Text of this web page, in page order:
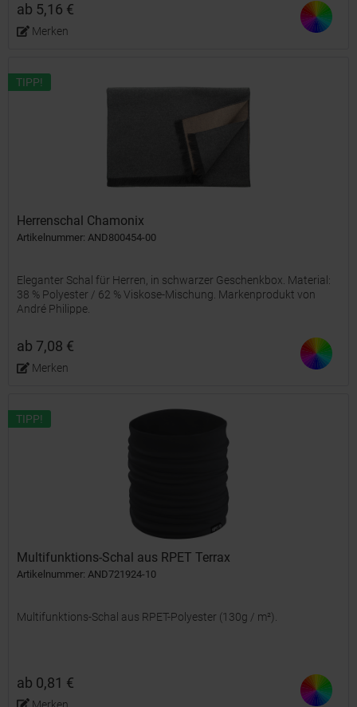
ab 5,16 €
Merken
TIPP!
Herrenschal Chamonix
Artikelnummer: AND800454-00
Eleganter Schal für Herren, in schwarzer Geschenkbox. Material:
38 % Polyester / 62 % Viskose-Mischung. Markenprodukt von
André Philippe.
ab 7,08 €
Merken
TIPP!
Multifunktions-Schal aus RPET Terrax
Artikelnummer: AND721924-10
Multifunktions-Schal aus RPET-Polyester (130g / m²).
ab 0,81 €
Merken